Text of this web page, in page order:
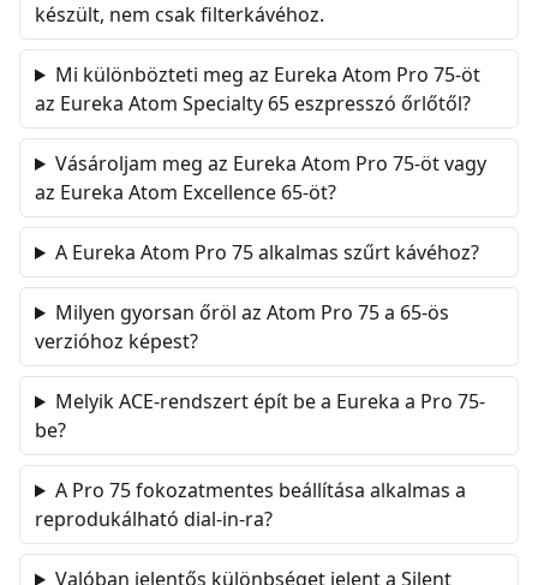
készült, nem csak filterkávéhoz.
Mi különbözteti meg az Eureka Atom Pro 75-öt
az Eureka Atom Specialty 65 eszpresszó őrlőtől?
Vásároljam meg az Eureka Atom Pro 75-öt vagy
az Eureka Atom Excellence 65-öt?
A Eureka Atom Pro 75 alkalmas szűrt kávéhoz?
Milyen gyorsan őröl az Atom Pro 75 a 65-ös
verzióhoz képest?
Melyik ACE-rendszert épít be a Eureka a Pro 75-
be?
A Pro 75 fokozatmentes beállítása alkalmas a
reprodukálható dial-in-ra?
Valóban jelentős különbséget jelent a Silent